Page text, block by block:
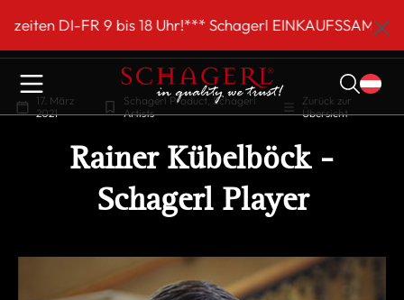
springen
bis 18 Uhr!*** Schagerl EINKAUFSSAMSTAG am 5.
17. März
2021
Schagerl Product Schagerl
Artists
Zurück zur
Übersicht
Rainer Kübelböck -
Schagerl Player